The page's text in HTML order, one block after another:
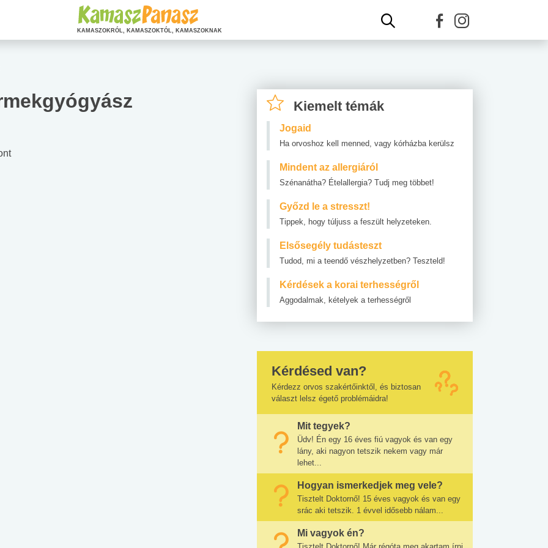
Kiemelt témák
Jogaid
Ha orvoshoz kell menned, vagy kórházba kerülsz
Mindent az allergiáról
Szénanátha? Ételallergia? Tudj meg többet!
Győzd le a stresszt!
Tippek, hogy túljuss a feszült helyzeteken.
Elsősegély tudásteszt
Tudod, mi a teendő vészhelyzetben? Teszteld!
Kérdések a korai terhességről
Aggodalmak, kételyek a terhességről
Kérdésed van?
Kérdezz orvos szakértőinktől, és biztosan
választ lelsz égető problémáidra!
Mit tegyek?
Üdv! Én egy 16 éves fiú vagyok és van egy
lány, aki nagyon tetszik nekem vagy már
lehet...
Hogyan ismerkedjek meg vele?
Tisztelt Doktornő! 15 éves vagyok és van egy
srác aki tetszik. 1 évvel idősebb nálam...
Mi vagyok én?
KAMASZOKRÓL, KAMASZOKTÓL, KAMASZOKNAK